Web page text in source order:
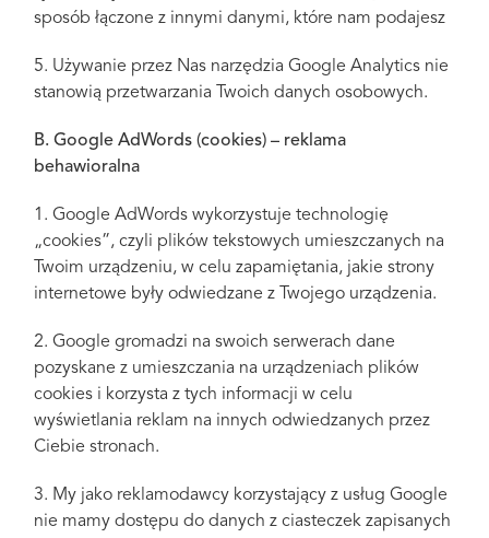
sposób łączone z innymi danymi, które nam podajesz
5. Używanie przez Nas narzędzia Google Analytics nie
stanowią przetwarzania Twoich danych osobowych.
B. Google AdWords (cookies) – reklama
behawioralna
1. Google AdWords wykorzystuje technologię
„cookies”, czyli plików tekstowych umieszczanych na
Twoim urządzeniu, w celu zapamiętania, jakie strony
internetowe były odwiedzane z Twojego urządzenia.
2. Google gromadzi na swoich serwerach dane
pozyskane z umieszczania na urządzeniach plików
cookies i korzysta z tych informacji w celu
wyświetlania reklam na innych odwiedzanych przez
Ciebie stronach.
3. My jako reklamodawcy korzystający z usług Google
nie mamy dostępu do danych z ciasteczek zapisanych